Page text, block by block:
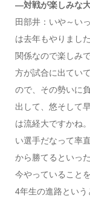
―対戦が楽しみな
田部井：いや～い
は去年もやりまし
関係なので楽しみ
方が試合に出てい
ので、その勢いに
出して、悠そして
は流経大ですかね
い選手だなって率
から勝てるといっ
今やっていること
4年生の進路とい